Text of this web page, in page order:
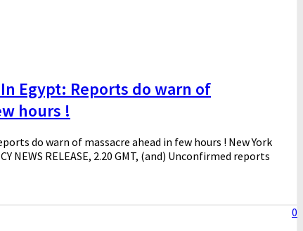
Egypt: Reports do warn of
hours !
do warn of massacre ahead in few hours ! New York
NEWS RELEASE, 2.20 GMT, (and) Unconfirmed reports
0